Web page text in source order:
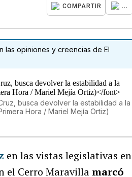
COMPARTIR ...
las opiniones y creencias de El
busca devolver la estabilidad a la
Hora / Mariel Mejía Ortiz)
en las vistas legislativas en
el Cerro Maravillamarcó